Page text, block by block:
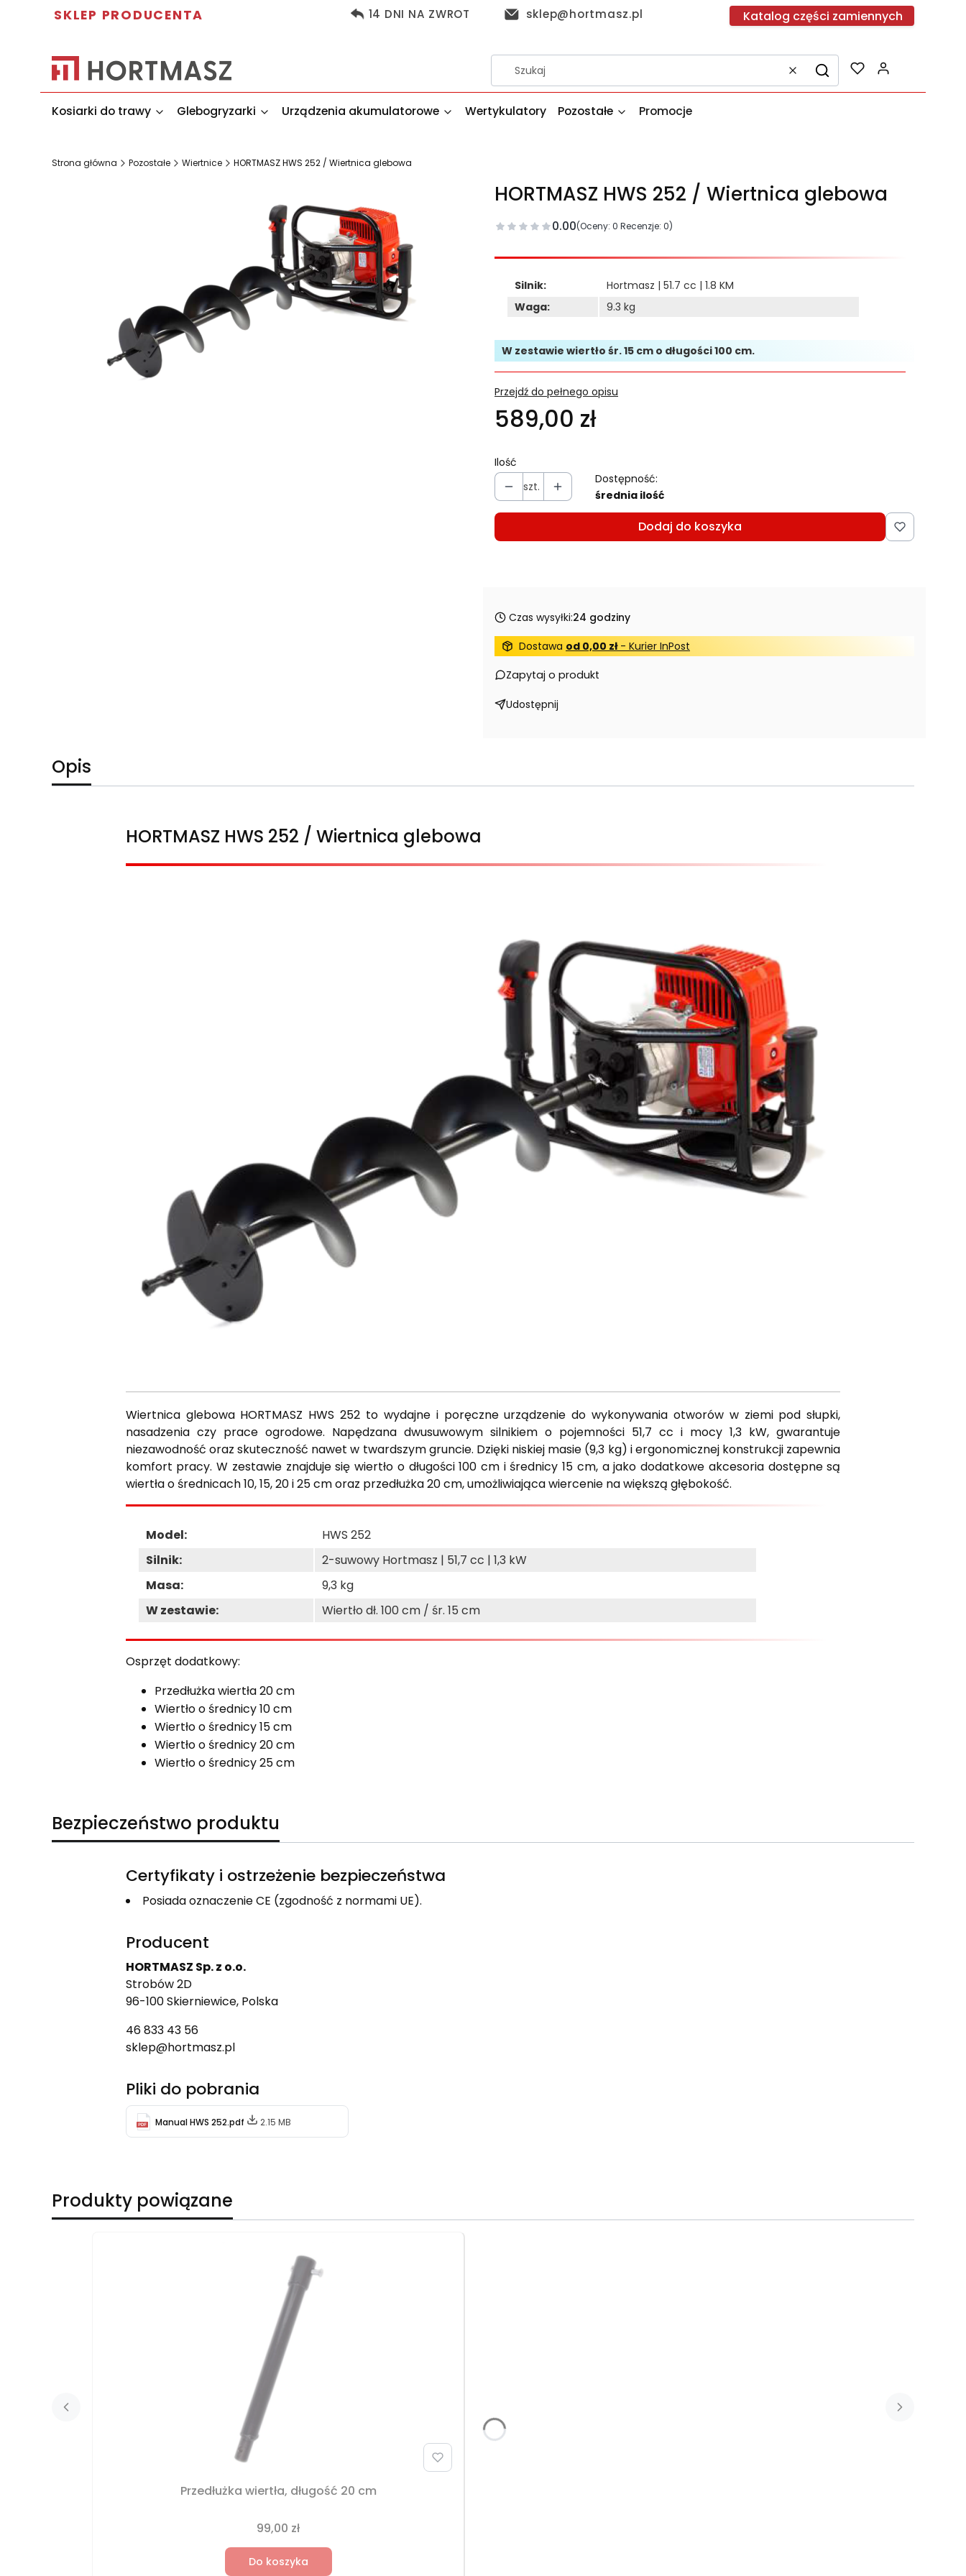
SKLEP PRODUCENTA 14 DNI NA ZWROT sklep@hortmasz.pl Katalog części zamiennych
WyczyśćSzukaj
Kosiarki do trawy Glebogryzarki Urządzenia akumulatorowe Wertykulatory Pozostałe Promocje
Strona główna Pozostałe Wiertnice HORTMASZ HWS 252 / Wiertnica glebowa
HORTMASZ HWS 252 / Wiertnica glebowa
0.00(Oceny: 0 Recenzje: 0)
Silnik:
Hortmasz | 51.7 cc | 1.8 KM
Waga:
9.3 kg
W zestawie wiertło śr. 15 cm o długości 100 cm.
Przejdź do pełnego opisu
589,00 zł
Ilość
szt.
Dostępność:
średnia ilość
Dodaj do koszyka
Czas wysyłki:24 godziny
Dostawa od 0,00 zł - Kurier InPost
Zapytaj o produkt
Udostępnij
Opis
HORTMASZ HWS 252 / Wiertnica glebowa
Wiertnica glebowa HORTMASZ HWS 252 to wydajne i poręczne urządzenie do wykonywania otworów w ziemi pod słupki,
nasadzenia czy prace ogrodowe. Napędzana dwusuwowym silnikiem o pojemności 51,7 cc i mocy 1,3 kW, gwarantuje
niezawodność oraz skuteczność nawet w twardszym gruncie. Dzięki niskiej masie (9,3 kg) i ergonomicznej konstrukcji zapewnia
komfort pracy. W zestawie znajduje się wiertło o długości 100 cm i średnicy 15 cm, a jako dodatkowe akcesoria dostępne są
wiertła o średnicach 10, 15, 20 i 25 cm oraz przedłużka 20 cm, umożliwiająca wiercenie na większą głębokość.
Model:
HWS 252
Silnik:
2-suwowy Hortmasz | 51,7 cc | 1,3 kW
Masa:
9,3 kg
W zestawie:
Wiertło dł. 100 cm / śr. 15 cm
Osprzęt dodatkowy:
Przedłużka wiertła 20 cm
Wiertło o średnicy 10 cm
Wiertło o średnicy 15 cm
Wiertło o średnicy 20 cm
Wiertło o średnicy 25 cm
Bezpieczeństwo produktu
Certyfikaty i ostrzeżenie bezpieczeństwa
Posiada oznaczenie CE (zgodność z normami UE).
Producent
HORTMASZ Sp. z o.o.
Strobów 2D
96-100 Skierniewice, Polska
46 833 43 56
sklep@hortmasz.pl
Pliki do pobrania
Manual HWS 252.pdf 2.15 MB
Produkty powiązane
Przedłużka wiertła, długość 20 cm
99,00 zł
Do koszyka